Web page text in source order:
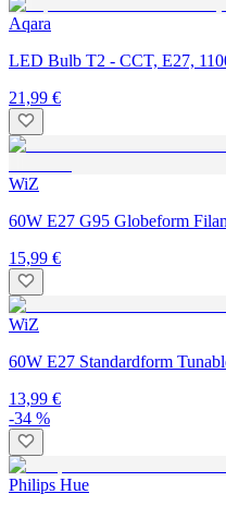
Aqara
LED Bulb T2 - CCT, E27,
21,99 €
WiZ
60W E27 G95 Globeform
15,99 €
WiZ
60W E27 Standardform
13,99 €
-34 %
Philips Hue